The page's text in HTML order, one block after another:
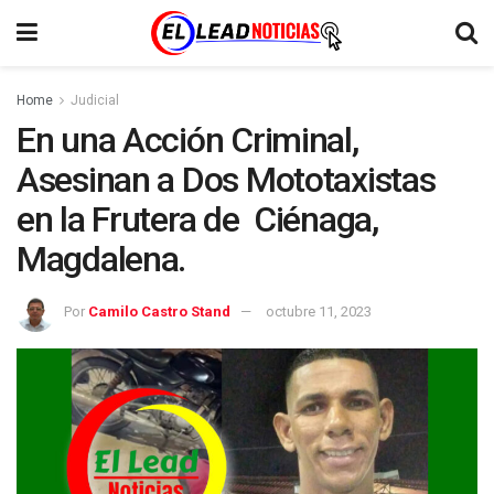
Home Judicial
En una Acción Criminal,
Asesinan a Dos Mototaxistas
en la Frutera de Ciénaga,
Magdalena.
Por Camilo Castro Stand octubre 11, 2023